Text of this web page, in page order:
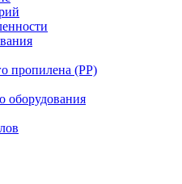
пропилена (PP)
оборудования